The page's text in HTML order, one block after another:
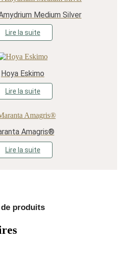
Medium Silver
Lire la suite
Hoya Eskimo
Lire la suite
Amagris®
Lire la suite
produits